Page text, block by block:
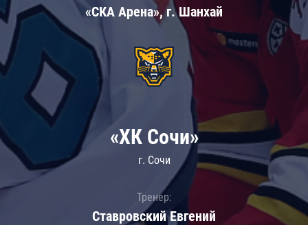
«СКА Арена», г. Шанхай
«ХК Сочи»
г. Сочи
Тренер:
Ставровский Евгений